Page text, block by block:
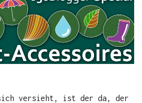
sich versieht, ist der da, der